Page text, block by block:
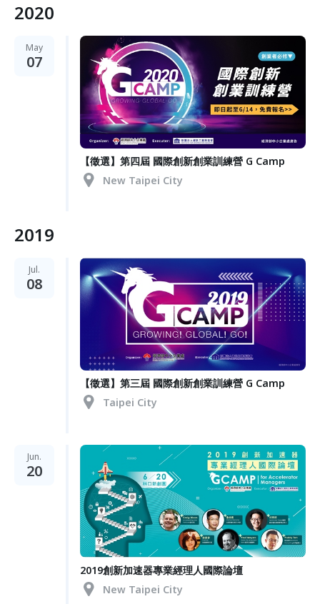
2020
May
07
【徵選】第四屆 國際創新創業訓練營 G Camp
New Taipei City
2019
Jul.
08
【徵選】第三屆 國際創新創業訓練營 G Camp
Taipei City
Jun.
20
2019創新加速器專業經理人國際論壇
New Taipei City